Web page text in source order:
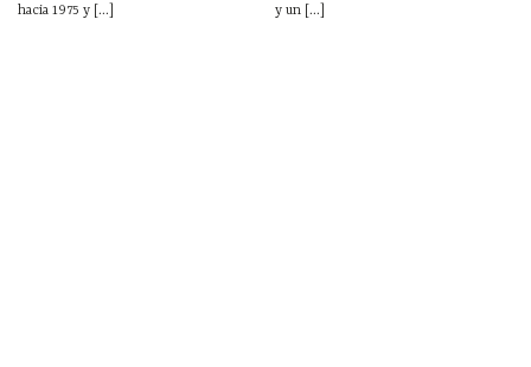
hacia 1975 y [...]
y un [...]